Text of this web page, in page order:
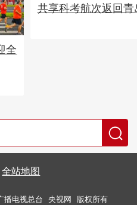
全
共享科考航次返回青
全站地图
播电视总台 央视网 版权所有